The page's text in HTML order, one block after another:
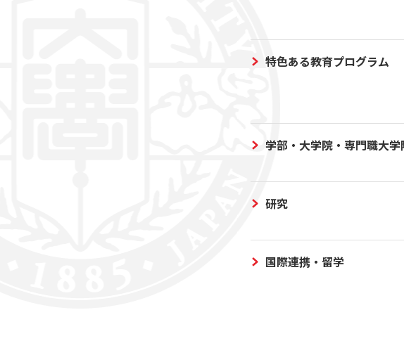
特色ある教育プログラム
学部・大学院・専門職大学
研究
国際連携・留学